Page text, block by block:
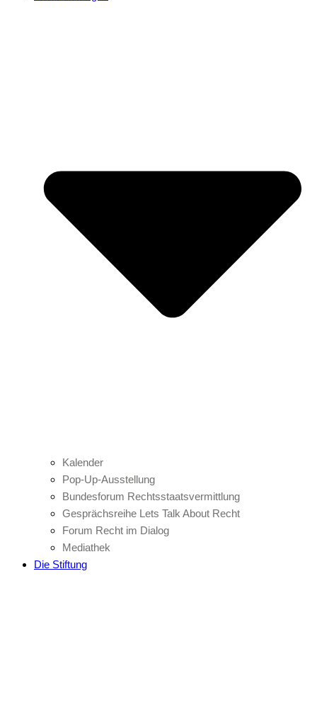
Kalender
Pop-Up-Ausstellung
Bundesforum Rechtsstaatsvermittlung
Gesprächsreihe Lets Talk About Recht
Forum Recht im Dialog
Mediathek
Die Stiftung